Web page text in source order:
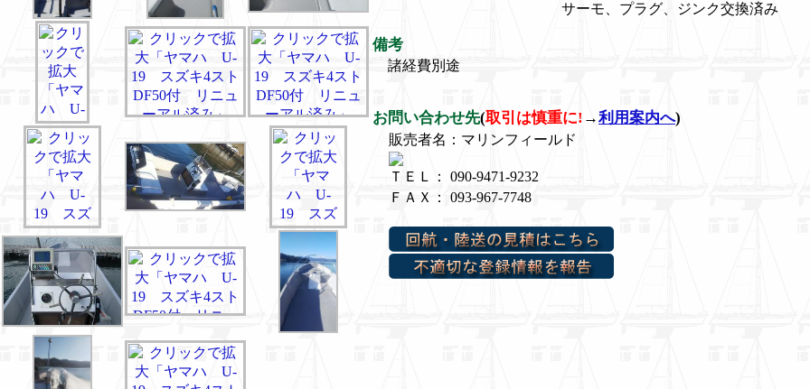
サーモ、プラグ、ジンク交換済み
備考
諸経費別途
お問い合わせ先(取引は慎重に! →利用案内へ)
販売者名：マリンフィールド
ＴＥＬ： 090-9471-9232
ＦＡＸ： 093-967-7748